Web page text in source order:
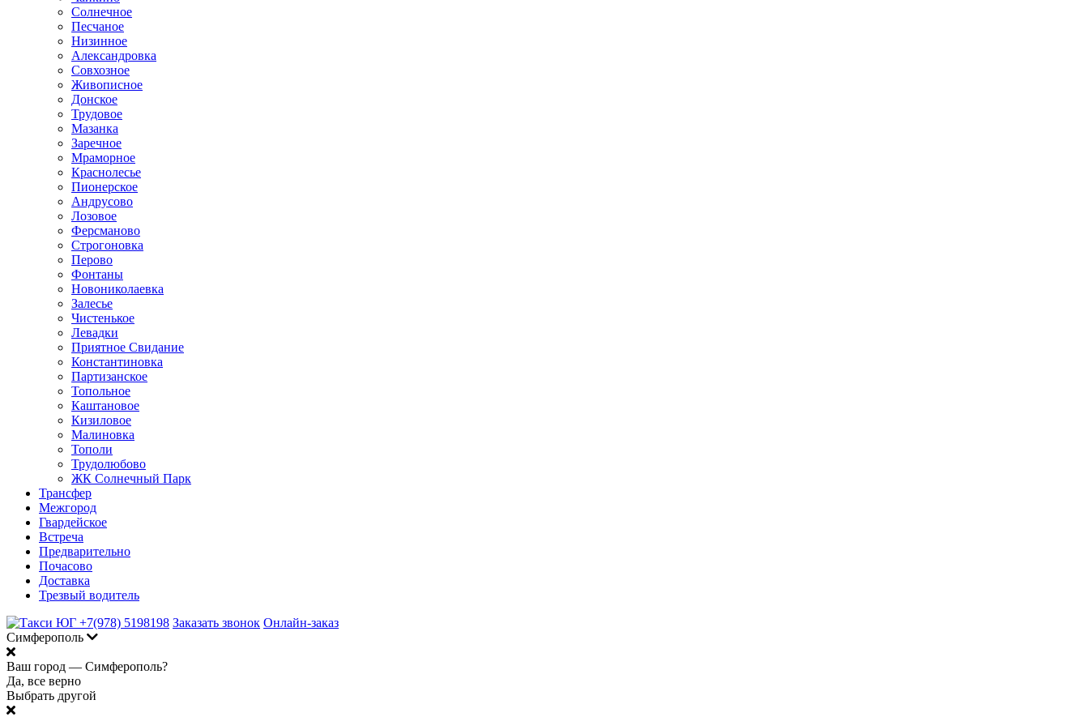
Солнечное
Песчаное
Низинное
Александровка
Совхозное
Живописное
Донское
Трудовое
Мазанка
Заречное
Мраморное
Краснолесье
Пионерское
Андрусово
Лозовое
Ферсманово
Строгоновка
Перово
Фонтаны
Новониколаевка
Залесье
Чистенькое
Левадки
Приятное Свидание
Константиновка
Партизанское
Топольное
Каштановое
Кизиловое
Малиновка
Тополи
Трудолюбово
ЖК Солнечный Парк
Трансфер
Межгород
Гвардейское
Встреча
Предварительно
Почасово
Доставка
Трезвый водитель
+7(978) 5198198 Заказать звонок Онлайн-заказ
Симферополь
Ваш город — Симферополь?
Да, все верно
Выбрать другой